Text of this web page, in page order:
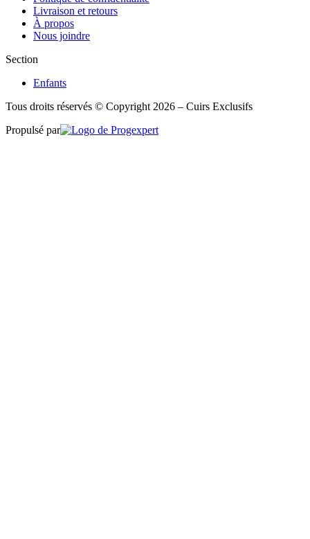
Livraison et retours
À propos
Nous joindre
Section
Enfants
Tous droits réservés © Copyright 2026 – Cuirs Exclusifs
Propulsé par